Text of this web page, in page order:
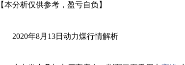
【本分析仅供参考，盈亏自负】
2020年8月13日动力煤行情解析